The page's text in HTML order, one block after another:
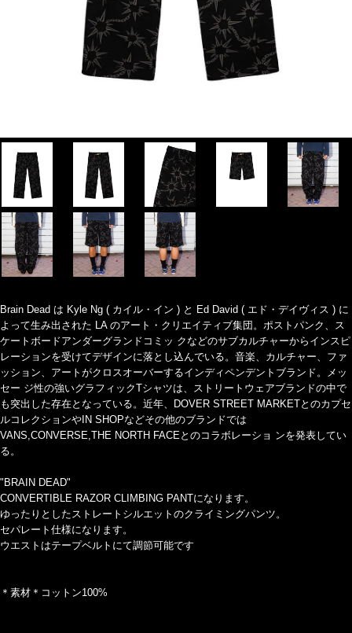
Brain Dead は Kyle Ng ( カイル・イン ) と Ed David ( エド・デイヴィス ) に
よって生み出された LA のアート・クリエイティブ集団。ポストパンク、ス
ケートボードアンダーグランドコミッ クなどのサブカルチャーからインスピ
レーションを受けてデザインに落とし込んでいる。音楽、カルチャー、ファ
ッション、アートがクロスオーバーするインディペンデントブランド。メッ
セー ジ性の強いグラフィックTシャツは、ストリートウェアブランドの中で
も突出した存在となっている。近年、DOVER STREET MARKETとのカプセ
ルコレクションやIN SHOPなどその他のブランドでは
VANS,CONVERSE,THE NORTH FACEとのコラボレーショ ンを発表してい
る。
"BRAIN DEAD"
CONVERTIBLE RAZOR CLIMBING PANTになります。
ゆったりとしたストレートシルエットのクライミングパンツ。
セパレート仕様になります。
ウエストはテープベルトにて調節可能です
＊素材＊コットン100%